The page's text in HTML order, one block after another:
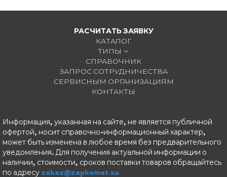
РАСЧИТАТЬ ЗАЯВКУ
КАТАЛОГ
ТИПЫ
СПРАВОЧНИК
ЗАПРОС СОТРУДНИЧЕСТВА
СЕРВИСНЫМ ОРГАНИЗАЦИЯМ
КОНТАКТЫ
Информация, указанная на сайте, не является публичной
офертой, носит справочно-информационный характер,
может быть изменена в любое время без предварительного
уведомления. Для получения актуальной информации о
наличии, стоимости, сроков поставки товаров обращайтесь
по адресу zakaz@zapkomat.su